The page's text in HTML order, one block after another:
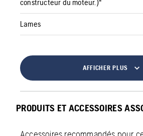
constructeur du moteur.)"
Lames
AFFICHER PLUS
PRODUITS ET ACCESSOIRES